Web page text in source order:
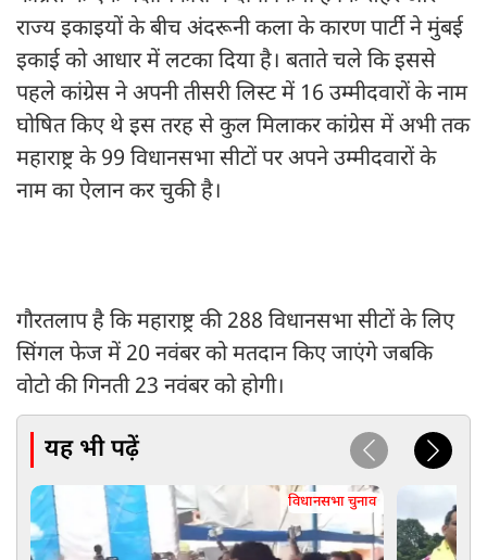
राज्य इकाइयों के बीच अंदरूनी कला के कारण पार्टी ने मुंबई
इकाई को आधार में लटका दिया है। बताते चले कि इससे
पहले कांग्रेस ने अपनी तीसरी लिस्ट में 16 उम्मीदवारों के नाम
घोषित किए थे इस तरह से कुल मिलाकर कांग्रेस में अभी तक
महाराष्ट्र के 99 विधानसभा सीटों पर अपने उम्मीदवारों के
नाम का ऐलान कर चुकी है।
गौरतलाप है कि महाराष्ट्र की 288 विधानसभा सीटों के लिए
सिंगल फेज में 20 नवंबर को मतदान किए जाएंगे जबकि
वोटो की गिनती 23 नवंबर को होगी।
यह भी पढ़ें
विधानसभा चुनाव